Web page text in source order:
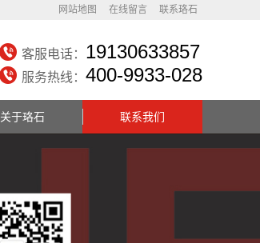
网站地图 在线留言 联系珞石
客服电话： 19130633857
服务热线： 400-9933-028
关于珞石 联系我们